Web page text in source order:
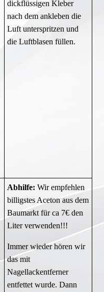
dickflüssigen Kleber
nach dem ankleben die
Luft unterspritzen und
die Luftblasen füllen.
Abhilfe: Wir empfehlen
billigstes Aceton aus dem
Baumarkt für ca 7€ den
Liter verwenden!!!
Immer wieder hören wir
das mit
Nagellackentferner
entfettet wurde. Dann